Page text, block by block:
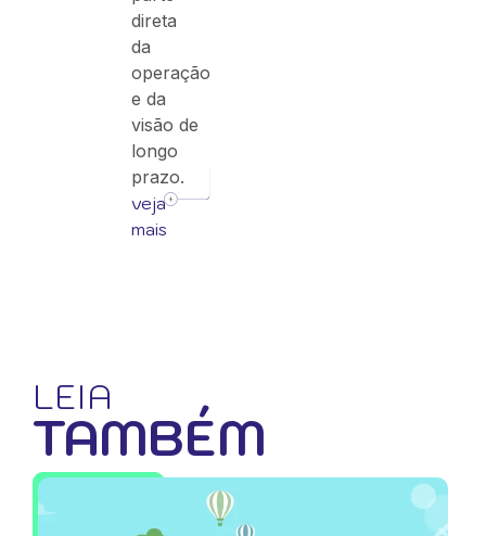
direta
da
operação
e da
visão de
longo
prazo.
veja
mais
LEIA
TAMBÉM